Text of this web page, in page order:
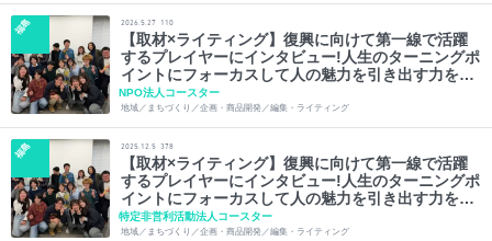
福島 2026.5.27 110
【取材×ライティング】復興に向けて第一線で活躍
するプレイヤーにインタビュー!人生のターニングポ
イントにフォーカスして人の魅力を引き出す力を身
に着けてみませんか?
NPO法人コースター
地域／まちづくり／企画・商品開発／編集・ライティング
福島 2025.12.5 378
【取材×ライティング】復興に向けて第一線で活躍
するプレイヤーにインタビュー!人生のターニングポ
イントにフォーカスして人の魅力を引き出す力を身
に着けてみませんか?
特定非営利活動法人コースター
地域／まちづくり／企画・商品開発／編集・ライティング